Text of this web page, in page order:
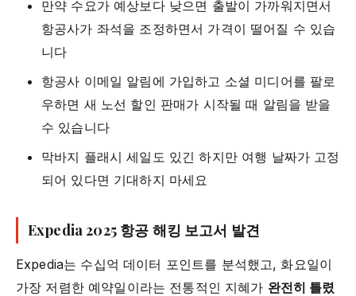
만약 수요가 예상보다 낮으면 출발이 가까워지면서
항공사가 좌석을 조정하면서 가격이 떨어질 수 있습
니다
항공사 이메일 알림에 가입하고 소셜 미디어를 팔로
우하면 새 노선 할인 판매가 시작될 때 알림을 받을
수 있습니다
막바지 플래시 세일도 있긴 하지만 여행 날짜가 고정
되어 있다면 기대하지 마세요
Expedia 2025 항공 해킹 보고서 발견
Expedia는 수십억 데이터 포인트를 분석했고, 화요일이
가장 저렴한 예약일이라는 전통적인 지혜가 완전히 틀렸